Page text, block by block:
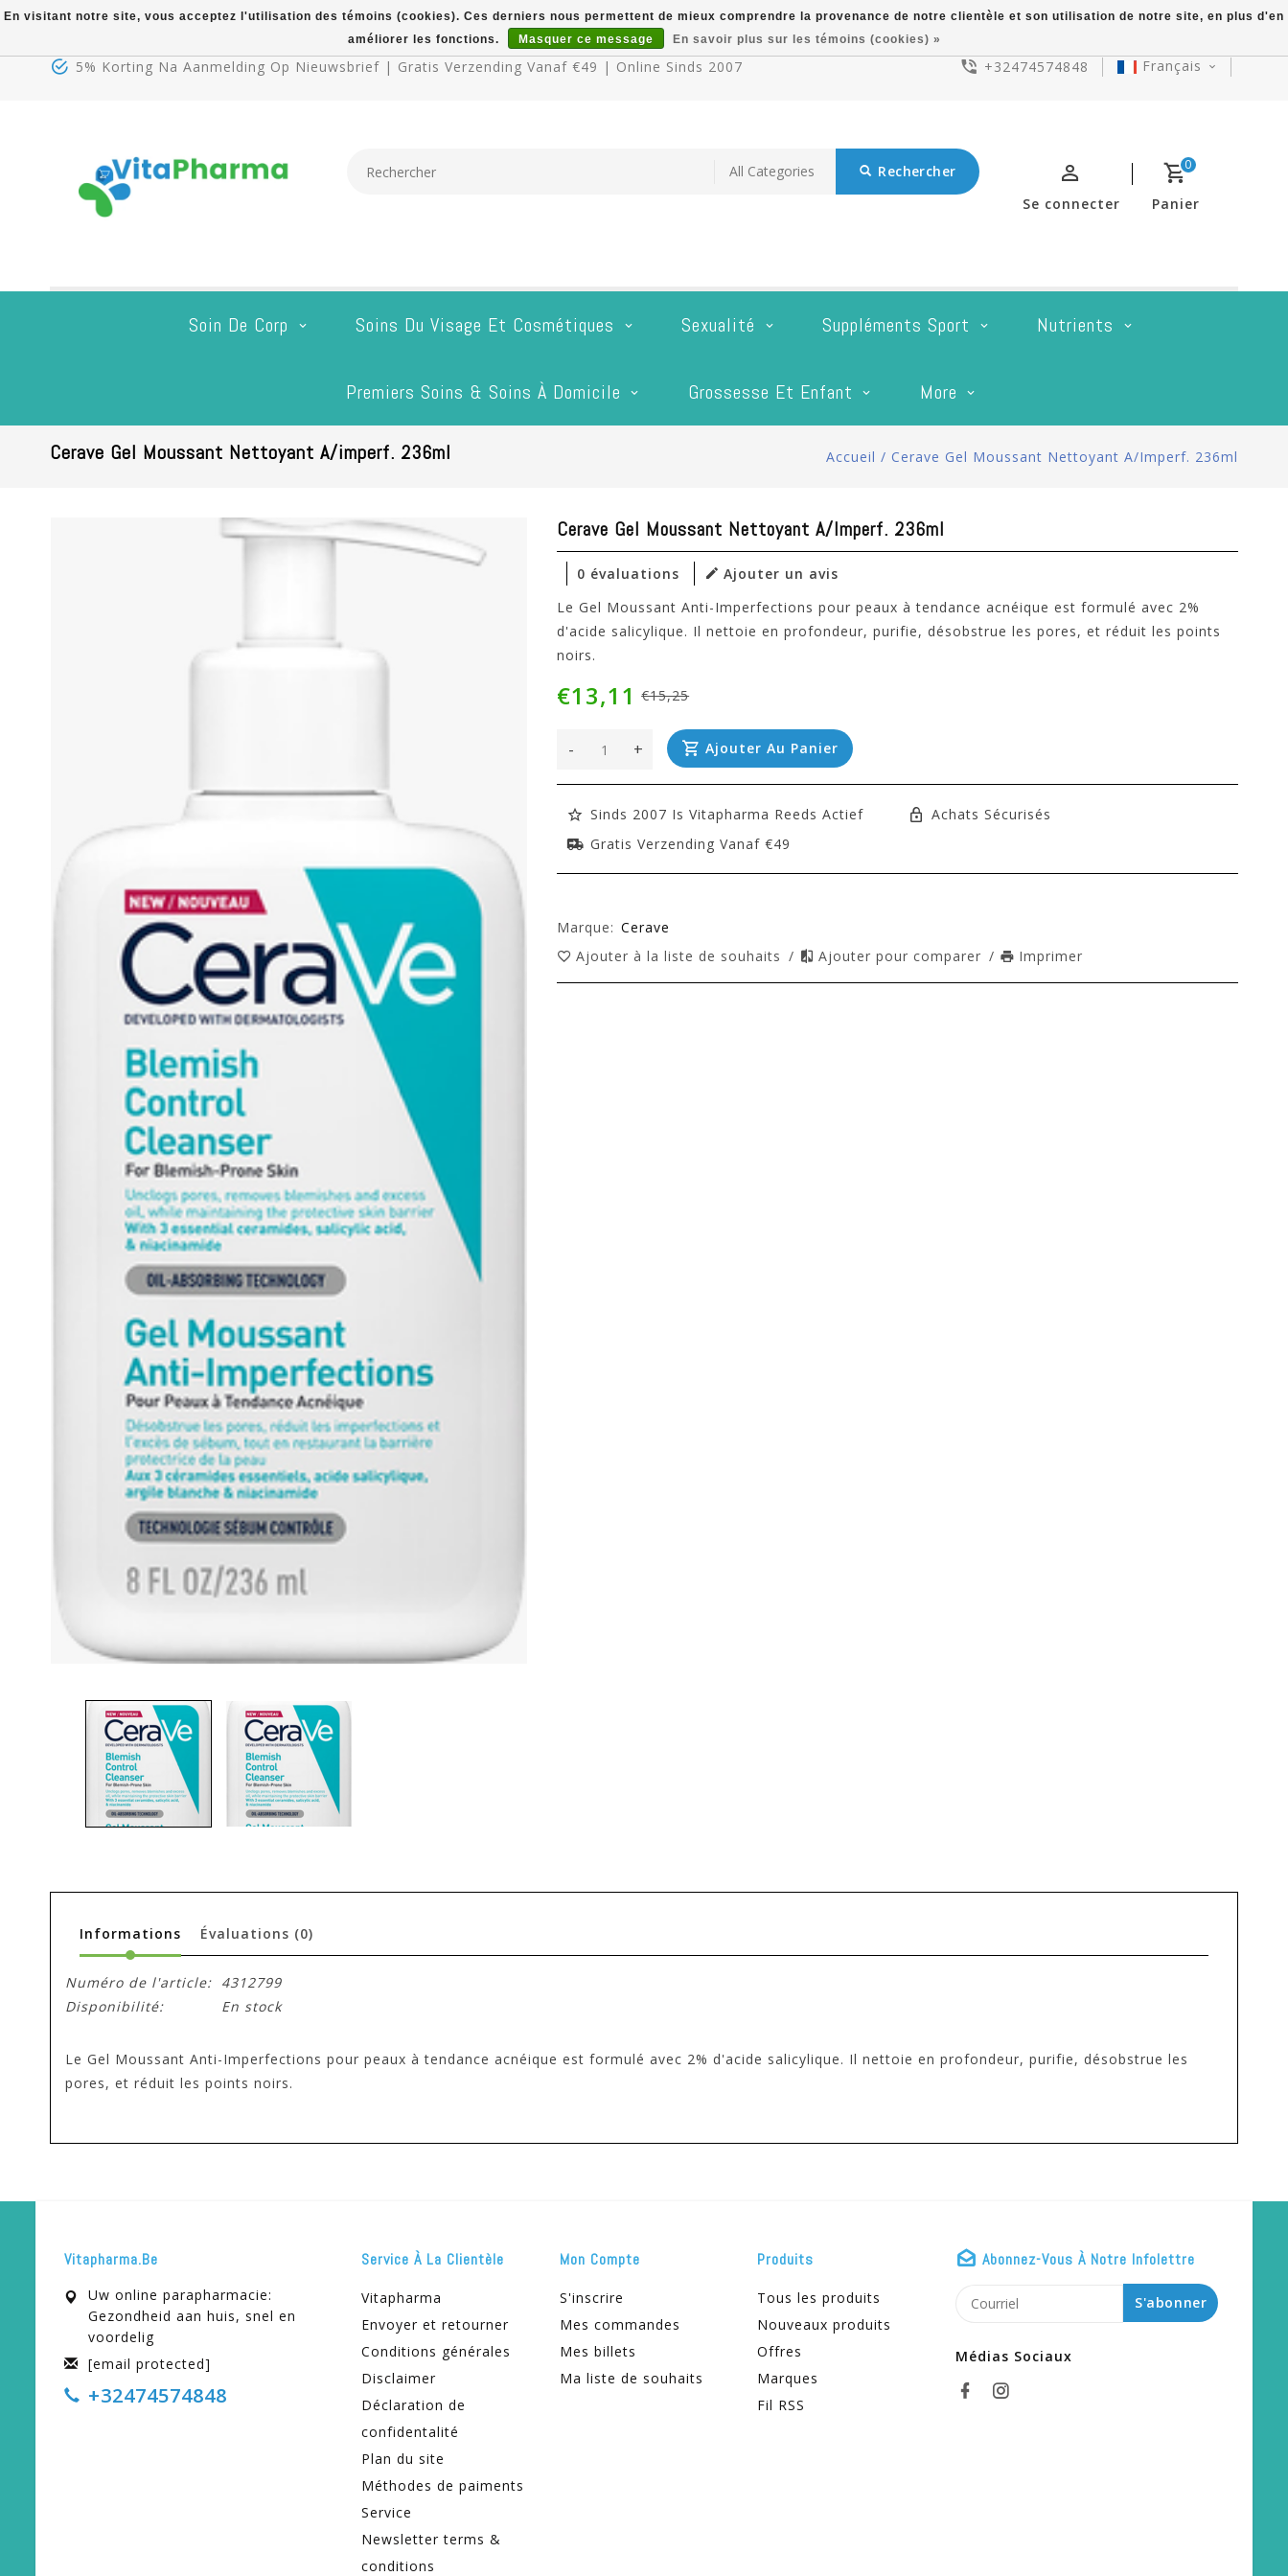
5% Korting Na Aanmelding Op Nieuwsbrief | Gratis Verzending Vanaf €49 | Online Sinds 2007 +32474574848 Français
Rechercher 0
Panier
Se connecter
Soin De Corp Soins Du Visage Et Cosmétiques Sexualité Suppléments Sport Nutrients
Premiers Soins & Soins À Domicile Grossesse Et Enfant More
Cerave Gel Moussant Nettoyant A/imperf. 236ml Accueil / Cerave Gel Moussant Nettoyant A/imperf. 236ml
Cerave Gel Moussant Nettoyant A/imperf. 236ml
0 évaluations
Ajouter un avis
Le Gel Moussant Anti-Imperfections pour peaux à tendance acnéique est formulé avec 2%
d'acide salicylique. Il nettoie en profondeur, purifie, désobstrue les pores, et réduit les points
noirs.
€15,25
€13,11
+
- Ajouter Au Panier
Sinds 2007 Is Vitapharma Reeds Actief
Achats Sécurisés
Gratis Verzending Vanaf €49
Marque: Cerave
Ajouter à la liste de souhaits / Ajouter pour comparer / Imprimer
Informations Évaluations (0)
Numéro de l'article: 4312799
Disponibilité:
En stock
Le Gel Moussant Anti-Imperfections pour peaux à tendance acnéique est formulé avec 2% d'acide salicylique. Il nettoie en profondeur, purifie, désobstrue les
pores, et réduit les points noirs.
Vitapharma.be
Uw online parapharmacie:
Gezondheid aan huis, snel en
voordelig
[email protected]
+32474574848
Service À La Clientèle
Vitapharma
Envoyer et retourner
Conditions générales
Disclaimer
Déclaration de
confidentalité
Plan du site
Méthodes de paiments
Service
Newsletter terms &
conditions
Mon Compte
S'inscrire
Mes commandes
Mes billets
Ma liste de souhaits
Produits
Tous les produits
Nouveaux produits
Offres
Marques
Fil RSS
Abonnez-Vous À Notre Infolettre
S'abonner
Médias Sociaux
En visitant notre site, vous acceptez l'utilisation des témoins (cookies). Ces derniers nous permettent de mieux comprendre la provenance de notre clientèle et son utilisation de notre site, en plus d'en
améliorer les fonctions.
Masquer ce message En savoir plus sur les témoins (cookies) »